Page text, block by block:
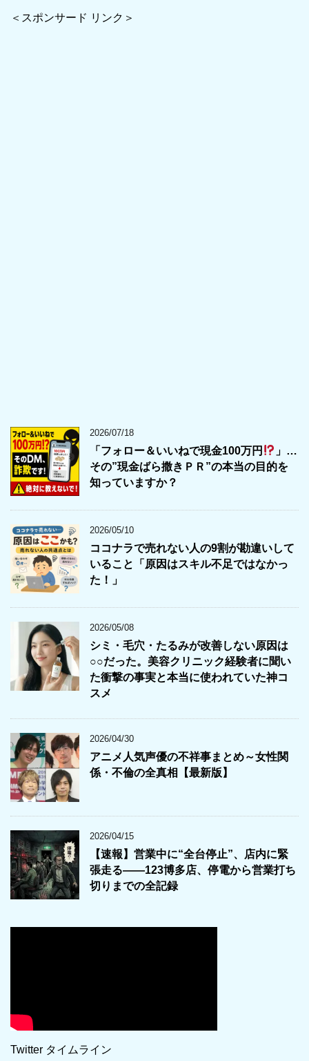
＜スポンサード リンク＞
2026/07/18
「フォロー＆いいねで現金100万円
」…
その”現金ばら撒きＰＲ”の本当の目的を
知っていますか？
2026/05/10
ココナラで売れない人の9割が勘違いして
いること「原因はスキル不足ではなかっ
た！」
2026/05/08
シミ・毛穴・たるみが改善しない原因は
○○だった。美容クリニック経験者に聞い
た衝撃の事実と本当に使われていた神コ
スメ
2026/04/30
アニメ人気声優の不祥事まとめ～女性関
係・不倫の全真相【最新版】
2026/04/15
【速報】営業中に“全台停止”、店内に緊
張走る――123博多店、停電から営業打ち
切りまでの全記録
Twitter タイムライン